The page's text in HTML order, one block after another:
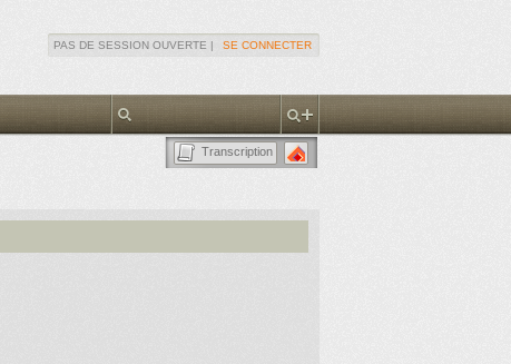
PAS DE SESSION OUVERTE | SE CONNECTER
Transcription